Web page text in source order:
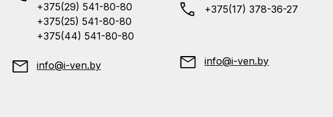
+375(29) 541-80-80
+375(25) 541-80-80
+375(44) 541-80-80
info@i-ven.by
+375(17) 378-36-27
info@i-ven.by